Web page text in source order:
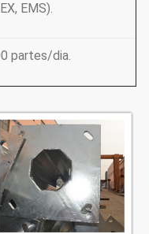
EMS).
partes/dia.